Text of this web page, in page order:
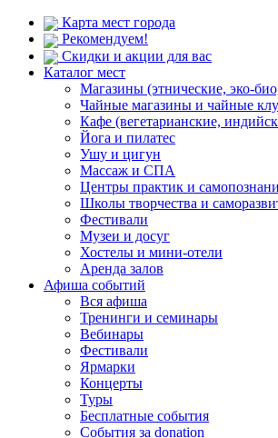
Карта мест города
Рекомендуем!
Скидки и акции для вас
Каталог мест
Магазины (этнические, эко-
Чайные магазины и чайные
Кафе (вегетарианские,
Йога и пилатес
Ушу и цигун
Массаж и СПА
Центры практик и
Школы творчества и
Фестивали
Музеи и досуг
Хостелы и мини-отели
Аренда залов
Афиша событий
Вся афиша
Тренинги и семинары
Вебинары
Фестивали
Ярмарки
Концерты
Туры
Бесплатные события
События за donation